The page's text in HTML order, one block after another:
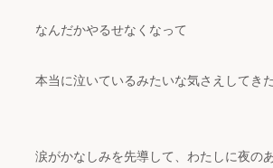
なんだかやるせなくなって
本当に泣いているみたいな気さえしてきた
涙がかなしみを先導して、わたしに夜の